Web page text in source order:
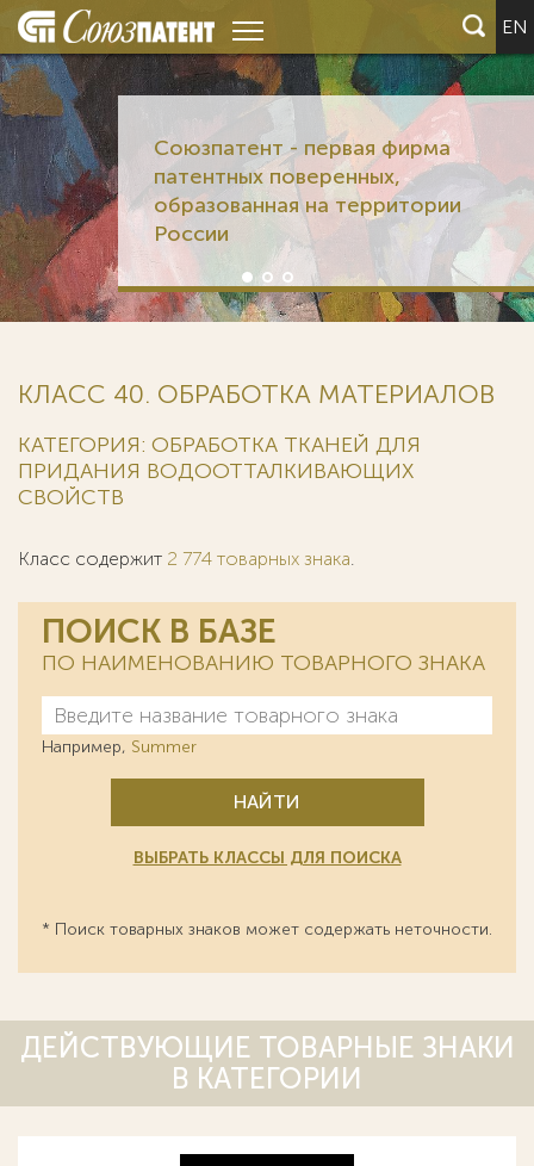
EN
Союзпатент - первая фирма
патентных поверенных,
образованная на территории
России
КЛАСС 40. ОБРАБОТКА МАТЕРИАЛОВ
КАТЕГОРИЯ: ОБРАБОТКА ТКАНЕЙ ДЛЯ
ПРИДАНИЯ ВОДООТТАЛКИВАЮЩИХ
СВОЙСТВ
Класс содержит 2 774 товарных знака.
ПОИСК В БАЗЕ
ПО НАИМЕНОВАНИЮ ТОВАРНОГО ЗНАКА
Например, Summer
НАЙТИ
ВЫБРАТЬ КЛАССЫ ДЛЯ ПОИСКА
* Поиск товарных знаков может содержать неточности.
ДЕЙСТВУЮЩИЕ ТОВАРНЫЕ ЗНАКИ
В КАТЕГОРИИ